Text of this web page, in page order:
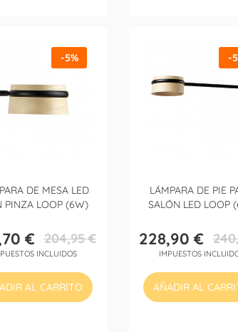
DE MESA LED
PINZA LOOP (6W)
Precio
€Precio
base
204,95 €
INCLUIDOS
-5%
AL CARRITO
LÁMPARA DE PIE
SALÓN LED LOOP
Precio
228,90 €Precio
base
IMPUESTOS
-
AÑADIR AL